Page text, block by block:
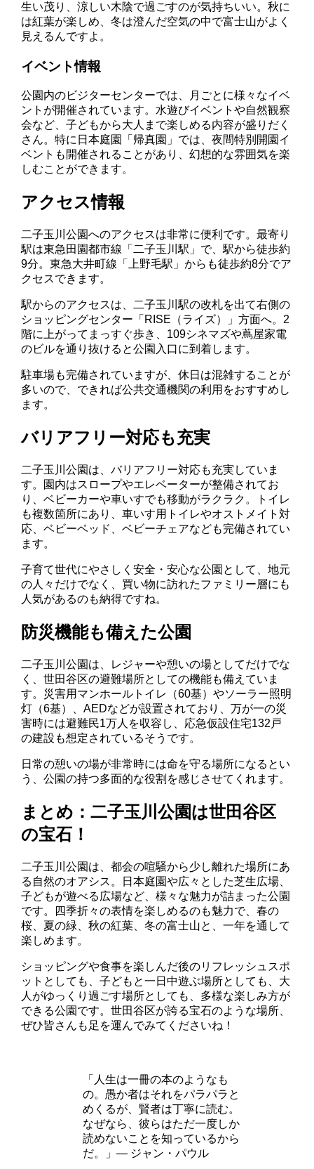
生い茂り、涼しい木陰で過ごすのが気持ちいい。秋に
は紅葉が楽しめ、冬は澄んだ空気の中で富士山がよく
見えるんですよ。
イベント情報
公園内のビジターセンターでは、月ごとに様々なイベ
ントが開催されています。水遊びイベントや自然観察
会など、子どもから大人まで楽しめる内容が盛りだく
さん。特に日本庭園「帰真園」では、夜間特別開園イ
ベントも開催されることがあり、幻想的な雰囲気を楽
しむことができます。
アクセス情報
二子玉川公園へのアクセスは非常に便利です。最寄り
駅は東急田園都市線「二子玉川駅」で、駅から徒歩約
9分。東急大井町線「上野毛駅」からも徒歩約8分でア
クセスできます。
駅からのアクセスは、二子玉川駅の改札を出て右側の
ショッピングセンター「RISE（ライズ）」方面へ。2
階に上がってまっすぐ歩き、109シネマズや蔦屋家電
のビルを通り抜けると公園入口に到着します。
駐車場も完備されていますが、休日は混雑することが
多いので、できれば公共交通機関の利用をおすすめし
ます。
バリアフリー対応も充実
二子玉川公園は、バリアフリー対応も充実していま
す。園内はスロープやエレベーターが整備されてお
り、ベビーカーや車いすでも移動がラクラク。トイレ
も複数箇所にあり、車いす用トイレやオストメイト対
応、ベビーベッド、ベビーチェアなども完備されてい
ます。
子育て世代にやさしく安全・安心な公園として、地元
の人々だけでなく、買い物に訪れたファミリー層にも
人気があるのも納得ですね。
防災機能も備えた公園
二子玉川公園は、レジャーや憩いの場としてだけでな
く、世田谷区の避難場所としての機能も備えていま
す。災害用マンホールトイレ（60基）やソーラー照明
灯（6基）、AEDなどが設置されており、万が一の災
害時には避難民1万人を収容し、応急仮設住宅132戸
の建設も想定されているそうです。
日常の憩いの場が非常時には命を守る場所になるとい
う、公園の持つ多面的な役割を感じさせてくれます。
まとめ：二子玉川公園は世田谷区
の宝石！
二子玉川公園は、都会の喧騒から少し離れた場所にあ
る自然のオアシス。日本庭園や広々とした芝生広場、
子どもが遊べる広場など、様々な魅力が詰まった公園
です。四季折々の表情を楽しめるのも魅力で、春の
桜、夏の緑、秋の紅葉、冬の富士山と、一年を通して
楽しめます。
ショッピングや食事を楽しんだ後のリフレッシュスポ
ットとしても、子どもと一日中遊ぶ場所としても、大
人がゆっくり過ごす場所としても、多様な楽しみ方が
できる公園です。世田谷区が誇る宝石のような場所、
ぜひ皆さんも足を運んでみてくださいね！
「人生は一冊の本のようなも
の。愚か者はそれをパラパラと
めくるが、賢者は丁寧に読む。
なぜなら、彼らはただ一度しか
読めないことを知っているから
だ。」― ジャン・パウル